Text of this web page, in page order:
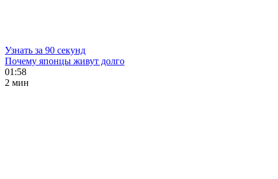
Узнать за 90 секунд
Почему японцы живут долго
01:58
2 мин